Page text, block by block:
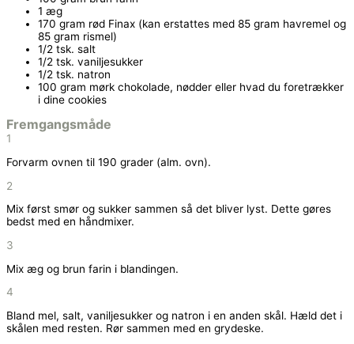
1 æg
170 gram rød Finax (kan erstattes med 85 gram havremel og
85 gram rismel)
1/2 tsk. salt
1/2 tsk. vaniljesukker
1/2 tsk. natron
100 gram mørk chokolade, nødder eller hvad du foretrækker
i dine cookies
Fremgangsmåde
1
Forvarm ovnen til 190 grader (alm. ovn).
2
Mix først smør og sukker sammen så det bliver lyst. Dette gøres
bedst med en håndmixer.
3
Mix æg og brun farin i blandingen.
4
Bland mel, salt, vaniljesukker og natron i en anden skål. Hæld det i
skålen med resten. Rør sammen med en grydeske.